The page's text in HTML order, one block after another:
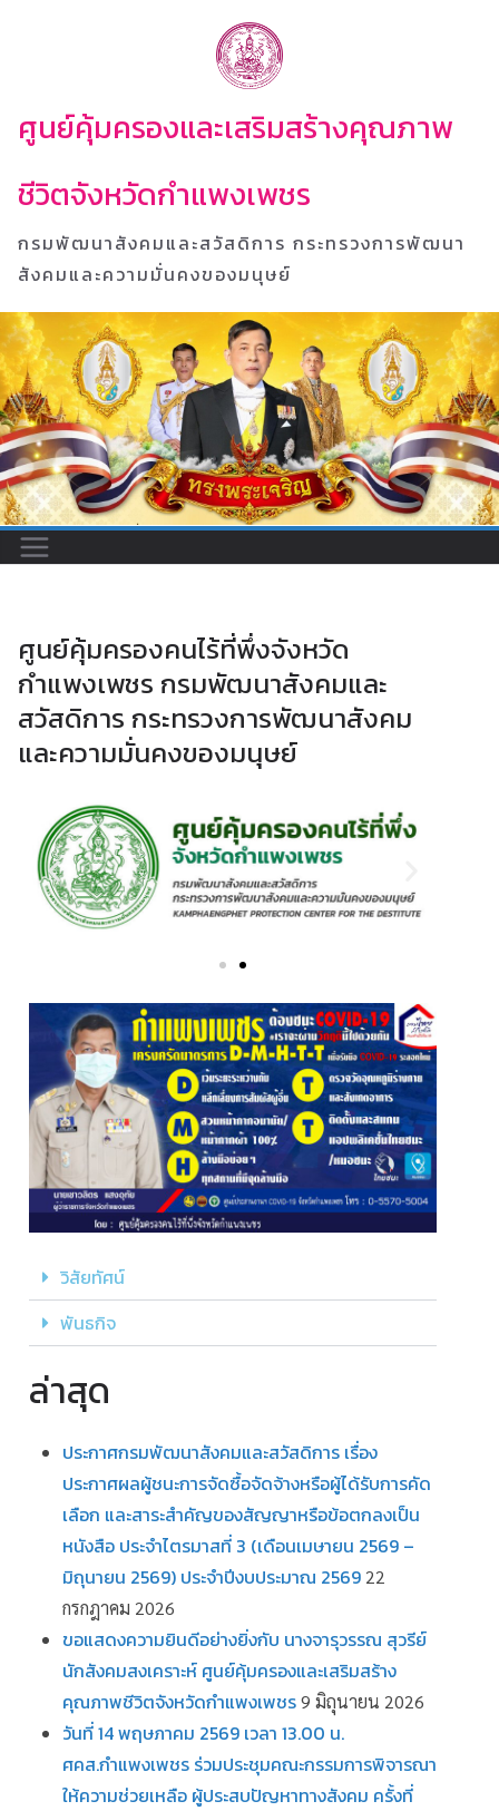
ศูนย์คุ้มครองและเสริมสร้างคุณภาพ
ชีวิตจังหวัดกำแพงเพชร
กรมพัฒนาสังคมและสวัสดิการ กระทรวงการพัฒนา
สังคมและความมั่นคงของมนุษย์
ศูนย์คุ้มครองคนไร้ที่พึ่งจังหวัด
กำแพงเพชร กรมพัฒนาสังคมและ
สวัสดิการ กระทรวงการพัฒนาสังคม
และความมั่นคงของมนุษย์
วิสัยทัศน์
พันธกิจ
ล่าสุด
ประกาศกรมพัฒนาสังคมและสวัสดิการ เรื่อง
ประกาศผลผู้ชนะการจัดซื้อจัดจ้างหรือผู้ได้รับการคัด
เลือก และสาระสำคัญของสัญญาหรือข้อตกลงเป็น
หนังสือ ประจำไตรมาสที่ 3 (เดือนเมษายน 2569 –
มิถุนายน 2569) ประจำปีงบประมาณ 2569 22
กรกฎาคม 2026
ขอแสดงความยินดีอย่างยิ่งกับ นางจารุวรรณ สุวรีย์
นักสังคมสงเคราะห์ ศูนย์คุ้มครองและเสริมสร้าง
คุณภาพชีวิตจังหวัดกำแพงเพชร9 มิถุนายน 2026
วันที่ 14 พฤษภาคม 2569 เวลา 13.00 น.
ศคส.กำแพงเพชร ร่วมประชุมคณะกรรมการพิจารณา
ให้ความช่วยเหลือ ผู้ประสบปัญหาทางสังคม ครั้งที่